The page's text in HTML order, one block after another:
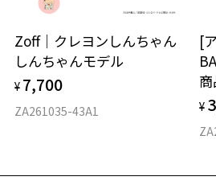
仕上がり寸法
D 仕上がりの横幅：約134mm
安心2 視力測定無料
視力の変化を早めに発見するた
力測定をおすすめいたします。
安心3 かかり具合調整無料
＜メガネの度数情報がわからない方へ＞
オンラインストアでフレームのみ購
実店舗で度付きにできます
ご購入時に「レンズ交換券」をお選
度数を測定のうえ、度付きレンズ（
Zoff｜クレヨンしんちゃん
しんちゃんモデル
¥ 7,700
ZA261035-43A1
[
¥